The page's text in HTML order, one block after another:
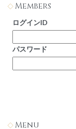
Members
ログインID
パスワード
Menu